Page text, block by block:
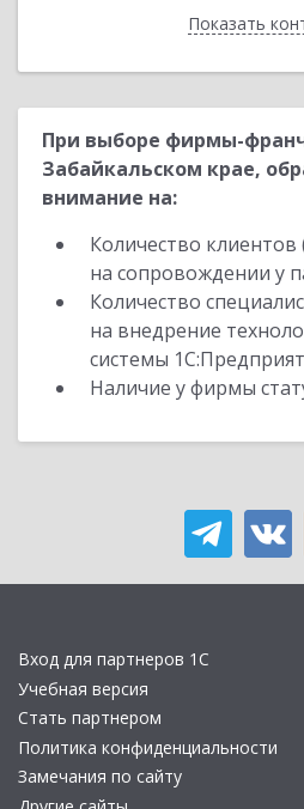
ПоказатьНазад
При выборе фирмы-
Забайкальском крае,
внимание на:
Количество
на сопровождении у
Количество
на внедрение
системы
Наличие у фирмы
Вход для партнеров 1С
Учебная версия
Стать партнером
Политика конфиденциальности
Замечания по сайту